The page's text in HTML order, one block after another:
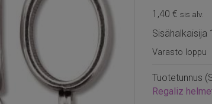
1,40 € sis alv.
Sisähalkaisija
Varasto loppu
Tuotetunnus
Regaliz